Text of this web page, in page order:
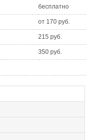
бесплатно
от 170 руб.
215 руб.
350 руб.